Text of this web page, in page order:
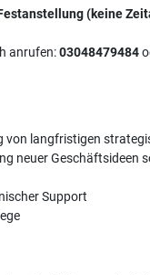
Festanstellung (keine
anrufen:03048479484
von langfristigen
neuer Geschäftsideen
Support